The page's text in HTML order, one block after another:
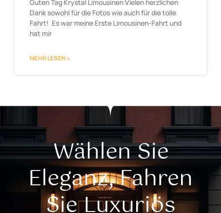
Guten Tag Krystal Limousinen Vielen herzlichen
Dank sowohl für die Fotos wie auch für die tolle
Fahrt! Es war meine Erste Limousinen-Fahrt und
hat mir
MEHR LESEN »
Wählen Sie
Eleganz, Fahren
Sie Luxuriös